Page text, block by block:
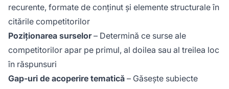
recurente, formate de conținut și elemente structurale în
citările competitorilor
Poziționarea surselor– Determină ce surse ale
competitorilor apar pe primul, al doilea sau al treilea loc
în răspunsuri
Gap-uri de acoperire tematică – Găsește subiecte